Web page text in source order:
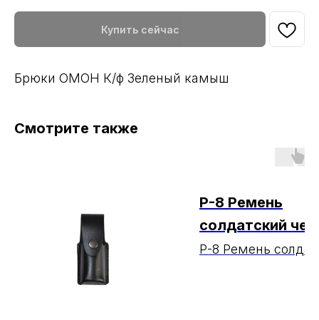
Купить сейчас
Брюки ОМОН К/ф Зеленый камыш
Смотрите также
Р-8 Ремень
cолдатский
МАРКА (ЧЗ
Р-8 Ремень